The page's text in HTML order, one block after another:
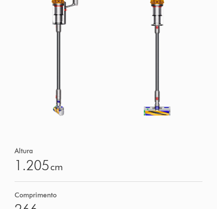
Altura
1.205cm
Comprimento